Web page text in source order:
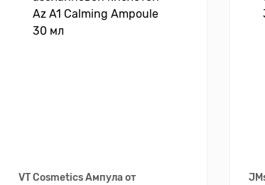
VT Cosmetics Ампула от